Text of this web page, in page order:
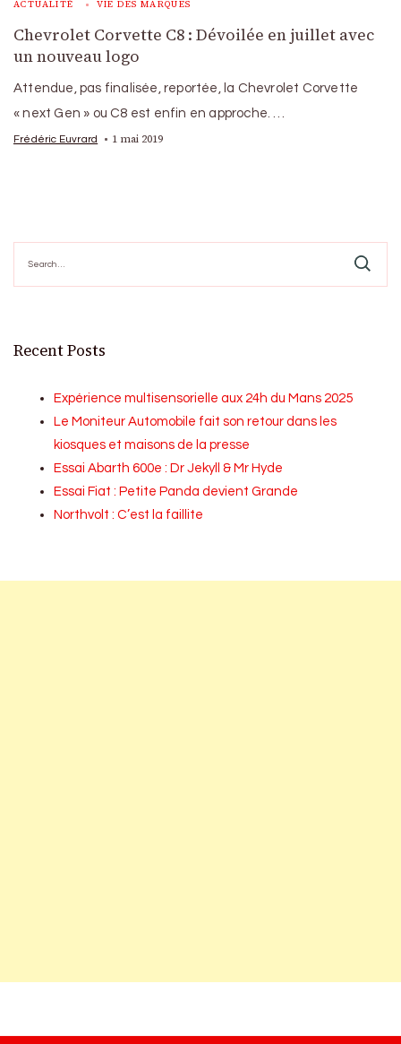
ACTUALITÉ VIE DES MARQUES
Chevrolet Corvette C8 : Dévoilée en juillet avec
un nouveau logo
Attendue, pas finalisée, reportée, la Chevrolet Corvette
« next Gen » ou C8 est enfin en approche. …
Frédéric Euvrard 1 mai 2019
for:
Recent Posts
Expérience multisensorielle aux 24h du Mans 2025
Le Moniteur Automobile fait son retour dans les
kiosques et maisons de la presse
Essai Abarth 600e : Dr Jekyll & Mr Hyde
Essai Fiat : Petite Panda devient Grande
Northvolt : C’est la faillite